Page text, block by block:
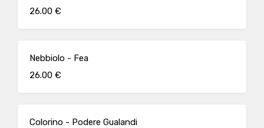
26.00 €
Nebbiolo - Fea
26.00 €
Colorino - Podere Gualandi